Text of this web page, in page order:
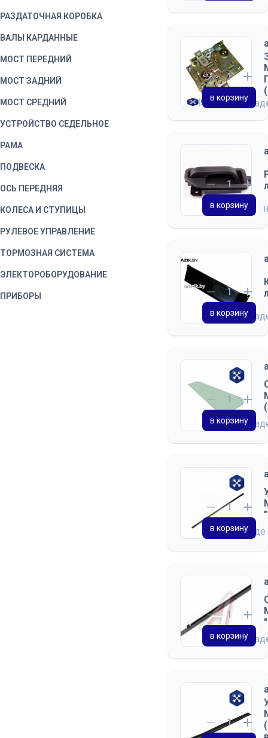
РАЗДАТОЧНАЯ КОРОБКА
ВАЛЫ КАРДАННЫЕ
МОСТ ПЕРЕДНИЙ
МОСТ ЗАДНИЙ
МОСТ СРЕДНИЙ
УСТРОЙСТВО СЕДЕЛЬНОЕ
РАМА
ПОДВЕСКА
ОСЬ ПЕРЕДНЯЯ
КОЛЕСА И СТУПИЦЫ
РУЛЕВОЕ УПРАВЛЕНИЕ
ТОРМОЗНАЯ СИСТЕМА
ЭЛЕКТОРОБОРУДОВАНИЕ
ПРИБОРЫ
на
в корзину
в корзину
на
в корзину
на
в корзину
на складе
в корзину
на
в корзину